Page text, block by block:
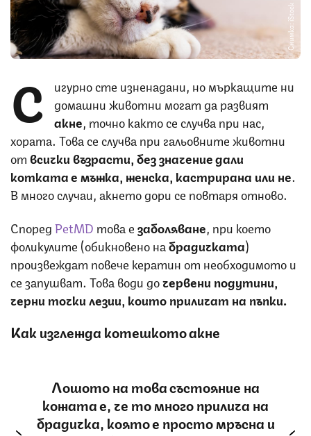
Снимка: iStock
С
игурно сте изненадани, но мъркащите ни
домашни животни могат да развият
акне , точно както се случва при нас,
хората. Това се случва при гальовните животни
отвсички възрасти, без значение дали
котката е мъжка, женска, кастрирана или не.
В много случаи, акнето дори се повтаря отново.
СпоредPetMD това езаболяване , при което
фоликулите (обикновено набрадичката)
произвеждат повече кератин от необходимото и
се запушват. Това води дочервени подутини,
черни точки лезии, които приличат на пъпки.
Как изглежда котешкото акне
Лошото на това състояние на
кожата е, че то много прилича на
брадичка, която е просто мръсна и